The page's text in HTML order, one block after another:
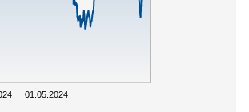
01.05.2024